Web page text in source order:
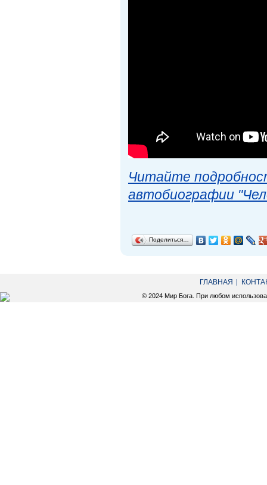
Читайте
автобиографии
Поделиться…
ГЛАВНАЯ
© 2024 Мир Бога. При любом